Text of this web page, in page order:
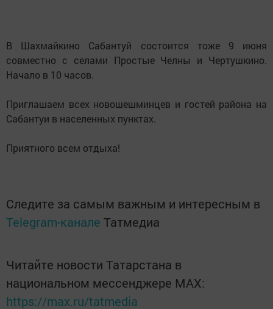
В Шахмайкино Сабантуй состоится тоже 9 июня
совместно с селами Простые Челны и Чертушкино.
Начало в 10 часов.
Приглашаем всех новошешминцев и гостей района на
Сабантуи в населенных пунктах.
Приятного всем отдыха!
Следите за самым важным и интересным в
Telegram-канале Татмедиа
Читайте новости Татарстана в
национальном мессенджере MАХ:
https://max.ru/tatmedia